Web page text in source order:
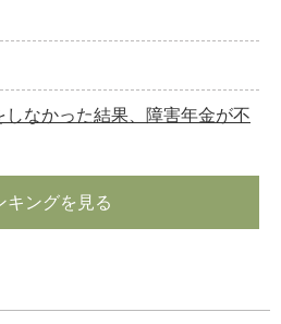
なかった結果、障害年金が不
キングを見る